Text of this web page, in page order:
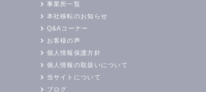
事業所一覧
本社移転のお知らせ
Q&Aコーナー
お客様の声
個人情報保護方針
個人情報の取扱いについて
当サイトについて
ブログ